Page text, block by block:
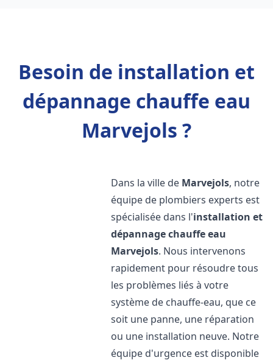
Besoin de installation et
dépannage chauffe eau
Marvejols ?
Dans la ville de Marvejols, notre
équipe de plombiers experts est
spécialisée dans l'installation et
dépannage chauffe eau
Marvejols. Nous intervenons
rapidement pour résoudre tous
les problèmes liés à votre
système de chauffe-eau, que ce
soit une panne, une réparation
ou une installation neuve. Notre
équipe d'urgence est disponible